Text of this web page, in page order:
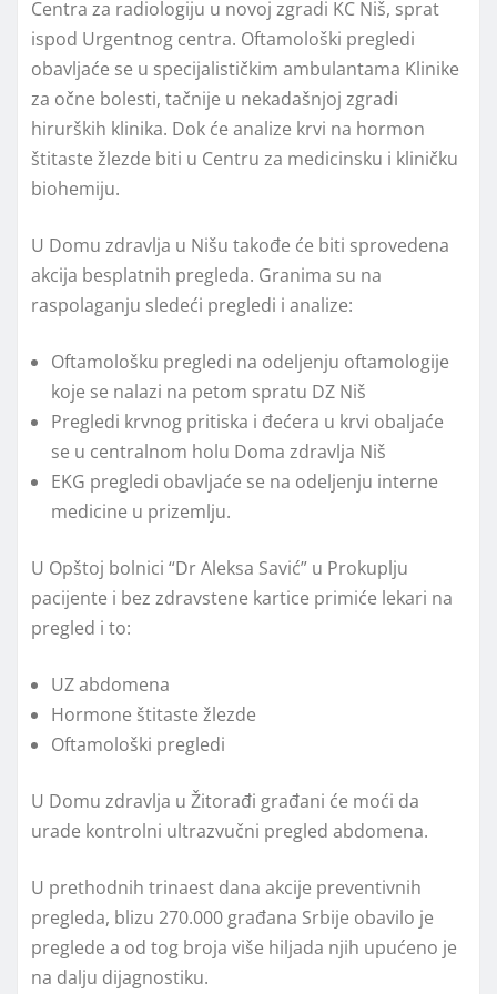
Centra za radiologiju u novoj zgradi KC Niš, sprat
ispod Urgentnog centra. Oftamološki pregledi
obavljaće se u specijalističkim ambulantama Klinike
za očne bolesti, tačnije u nekadašnjoj zgradi
hirurških klinika. Dok će analize krvi na hormon
štitaste žlezde biti u Centru za medicinsku i kliničku
biohemiju.
U Domu zdravlja u Nišu takođe će biti sprovedena
akcija besplatnih pregleda. Granima su na
raspolaganju sledeći pregledi i analize:
Oftamološku pregledi na odeljenju oftamologije
koje se nalazi na petom spratu DZ Niš
Pregledi krvnog pritiska i đećera u krvi obaljaće
se u centralnom holu Doma zdravlja Niš
EKG pregledi obavljaće se na odeljenju interne
medicine u prizemlju.
U Opštoj bolnici “Dr Aleksa Savić” u Prokuplju
pacijente i bez zdravstene kartice primiće lekari na
pregled i to:
UZ abdomena
Hormone štitaste žlezde
Oftamološki pregledi
U Domu zdravlja u Žitorađi građani će moći da
urade kontrolni ultrazvučni pregled abdomena.
U prethodnih trinaest dana akcije preventivnih
pregleda, blizu 270.000 građana Srbije obavilo je
preglede a od tog broja više hiljada njih upućeno je
na dalju dijagnostiku.